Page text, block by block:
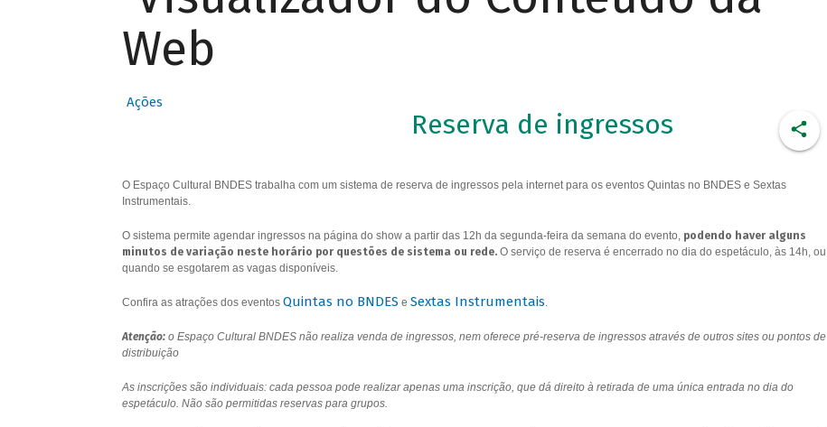
Web
Ações
Reserva de ingressos
O Espaço Cultural BNDES trabalha com um sistema de reserva de ingressos pela internet para os eventos Quintas no BNDES e Sextas
Instrumentais.
O sistema permite agendar ingressos na página do show a partir das 12h da segunda-feira da semana do evento, podendo haver alguns
minutos de variação neste horário por questões de sistema ou rede.O serviço de reserva é encerrado no dia do espetáculo, às 14h, ou
quando se esgotarem as vagas disponíveis.
Confira as atrações dos eventos Quintas no BNDES e Sextas Instrumentais.
Atenção:o Espaço Cultural BNDES não realiza venda de ingressos, nem oferece pré-reserva de ingressos através de outros sites ou pontos de
distribuição
As inscrições são individuais: cada pessoa pode realizar apenas uma inscrição, que dá direito à retirada de uma única entrada no dia do
espetáculo. Não são permitidas reservas para grupos.